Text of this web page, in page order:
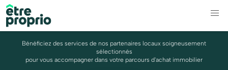
Bénéficiez des services de nos partenaires locaux soigneusement
sélectionnés
pour vous accompagner dans votre parcours d'achat immobilier